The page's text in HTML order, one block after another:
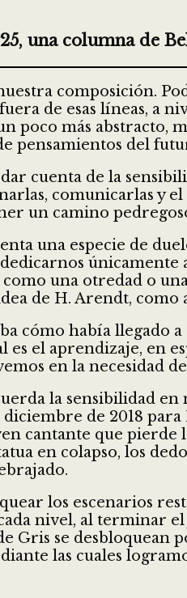
una columna de
composición.
de esas líneas, a
poco más abstracto,
pensamientos del
cuenta de la
comunicarlas y
un camino
una especie de
una otredad o
de H. Arendt, como
cómo había llegado
el aprendizaje, en
en la necesidad
la sensibilidad
de 2018
cantante que
en colapso, los
los escenarios
nivel, al terminar
Gris se
las cuales